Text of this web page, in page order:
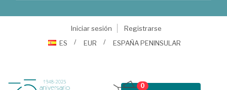
Iniciar sesión
Registrarse
ES
EUR ESPAÑA PENINSULAR
0